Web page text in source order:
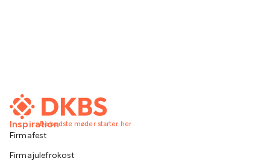
De bedste møder starter her
Inspiration
Firmafest
Firmajulefrokost